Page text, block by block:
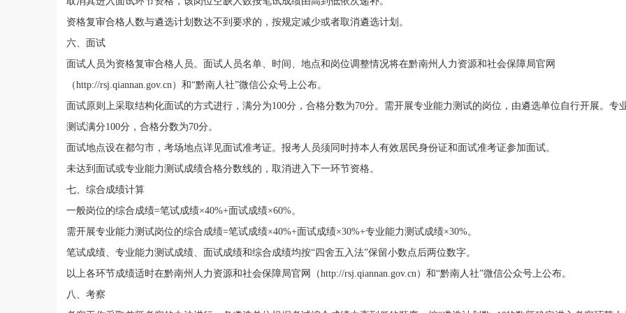
资格复审合格人数与遴选计划数达不到要求的 ， 按规定减少或者取消遴选计划 。
六、面试
面试人员为资格复审合格人员 。 面试人员名单、时间、地点和 岗位调整情况将在黔南州 人力资源和社会保障局官网
（http://rsj.qiannan.gov.cn ）和“黔南人社”微信公众号上公布。
面试原则 上采取结构化面试的方式进行， 满分为100分，合格分数为70分。 需开展专业能力测试的岗位， 由遴选单位 自行开展 。 专
测试满分100分，合格分数为70分。
面试地点设在都匀市， 考场地点详见面试准考证 。 报考人员须同时持本人有效居民身份证和面试准考证参加面试。
未达到面试或专业能力测试成绩合格分数线的，取消进入下一环节资格。
七、 综合成绩计算
一般岗位的综合成绩=笔试成绩×40%+面试成绩×60%。
需开展专业能力测试岗位的综合成绩=笔试成绩×40%+面试成绩×30%+专业能力测试成绩×30%。
笔试成绩、 专业能力测试成绩、 面试成绩和综合成绩均按“四舍五入法”保留小数点后两位数字。
以上各环节成绩适时在黔南州 人力资源和社会保障局官网 （http://rsj.qiannan.gov.cn ）和“黔南人社”微信公众号上公布。
八、考察